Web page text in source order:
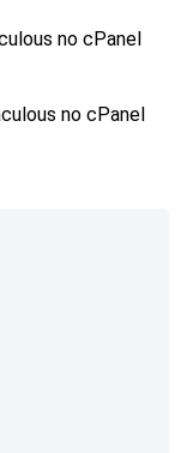
no cPanel
no cPanel